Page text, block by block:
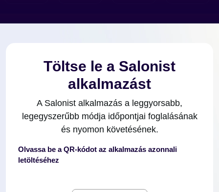
Töltse le a Salonist
alkalmazást
A Salonist alkalmazás a leggyorsabb,
legegyszerűbb módja időpontjai foglalásának
és nyomon követésének.
Olvassa be a QR-kódot az alkalmazás azonnali
letöltéséhez